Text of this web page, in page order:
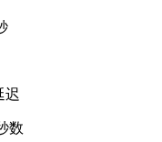
迟
数